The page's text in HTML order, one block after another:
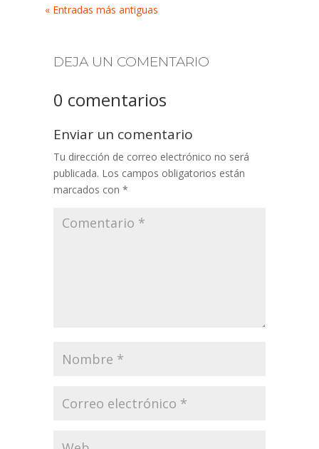
« Entradas más antiguas
DEJA UN COMENTARIO
0 comentarios
Enviar un comentario
Tu dirección de correo electrónico no será
publicada. Los campos obligatorios están
marcados con *